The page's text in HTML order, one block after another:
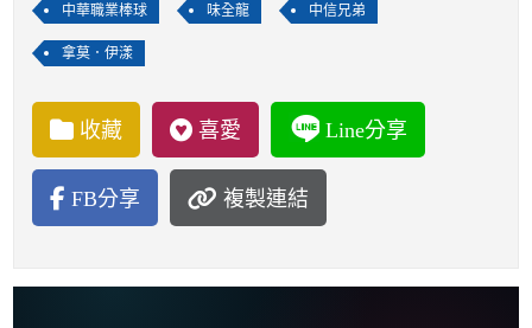
中華職業棒球 味全龍 中信兄弟
拿莫．伊漾
收藏 喜愛 Line分享
FB分享 複製連結